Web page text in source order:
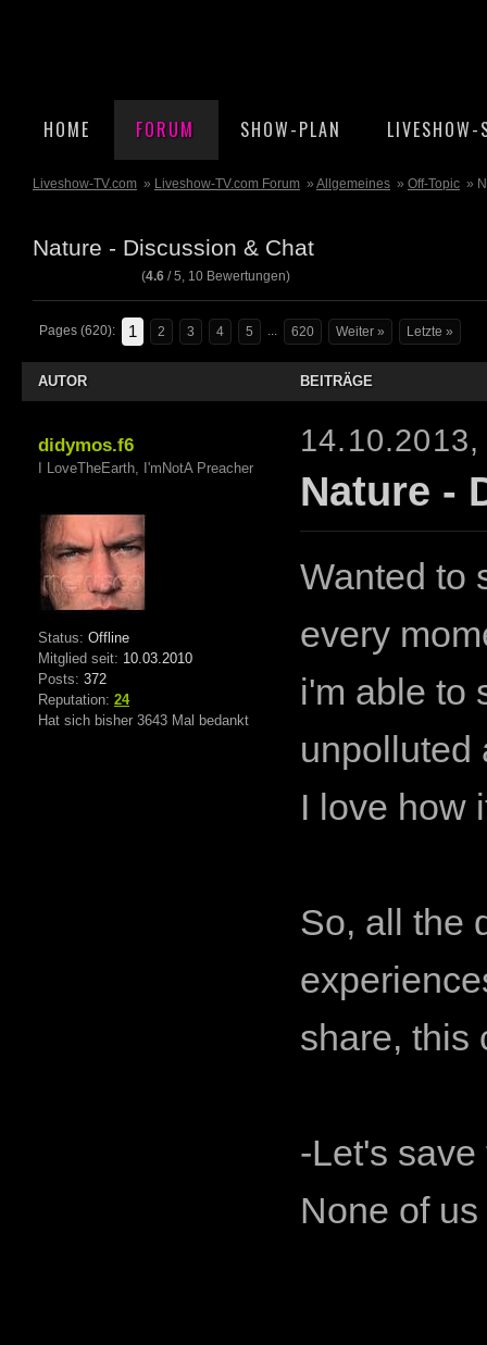
HOME FORUM SHOW-PLAN LIVESHOW-
Liveshow-TV.com » Liveshow-TV.com Forum » Allgemeines » Off-Topic »
Nature - Discussion & Chat
(4.6 /5, 10 Bewertungen)
Pages (620): 1 2 3 4 5 ... 620 Weiter » Letzte »
AUTOR BEITRÄGE
didymos.f6
I LoveTheEarth, I'mNotA Preacher
Status: Offline
Mitglied seit: 10.03.2010
Posts: 372
Reputation: 24
Hat sich bisher 3643 Mal bedankt
Nature -
Wanted to
every
i'm able to
unpolluted
I love how
So, all the
share, this
-Let's
None of